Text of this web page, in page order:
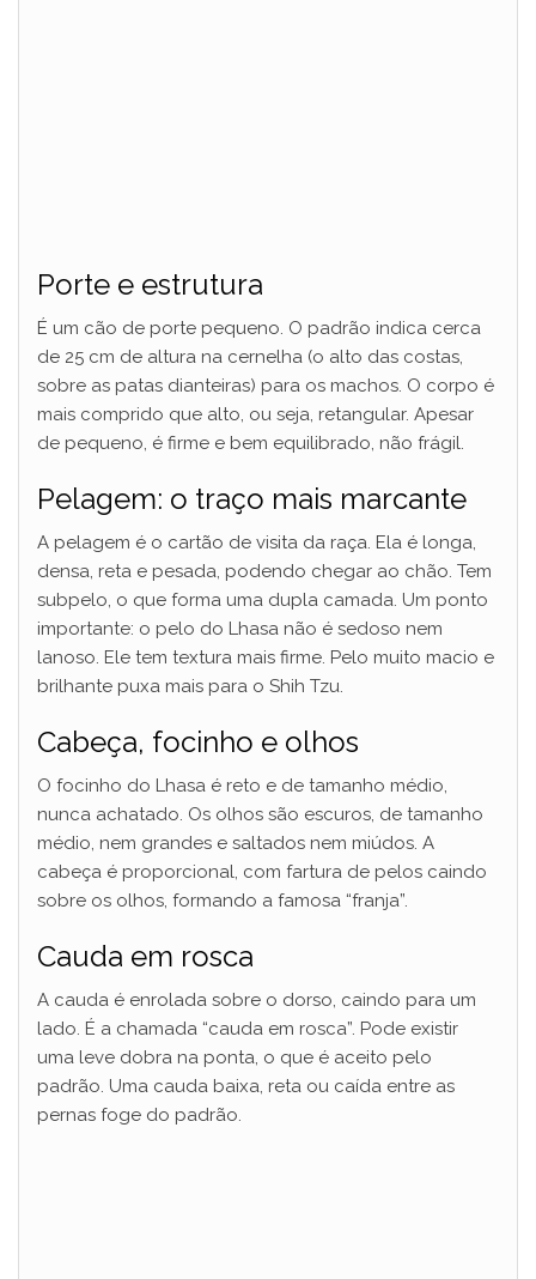
Porte e estrutura
É um cão de porte pequeno. O padrão indica cerca
de 25 cm de altura na cernelha (o alto das costas,
sobre as patas dianteiras) para os machos. O corpo é
mais comprido que alto, ou seja, retangular. Apesar
de pequeno, é firme e bem equilibrado, não frágil.
Pelagem: o traço mais marcante
A pelagem é o cartão de visita da raça. Ela é longa,
densa, reta e pesada, podendo chegar ao chão. Tem
subpelo, o que forma uma dupla camada. Um ponto
importante: o pelo do Lhasa não é sedoso nem
lanoso. Ele tem textura mais firme. Pelo muito macio e
brilhante puxa mais para o Shih Tzu.
Cabeça, focinho e olhos
O focinho do Lhasa é reto e de tamanho médio,
nunca achatado. Os olhos são escuros, de tamanho
médio, nem grandes e saltados nem miúdos. A
cabeça é proporcional, com fartura de pelos caindo
sobre os olhos, formando a famosa “franja”.
Cauda em rosca
A cauda é enrolada sobre o dorso, caindo para um
lado. É a chamada “cauda em rosca”. Pode existir
uma leve dobra na ponta, o que é aceito pelo
padrão. Uma cauda baixa, reta ou caída entre as
pernas foge do padrão.